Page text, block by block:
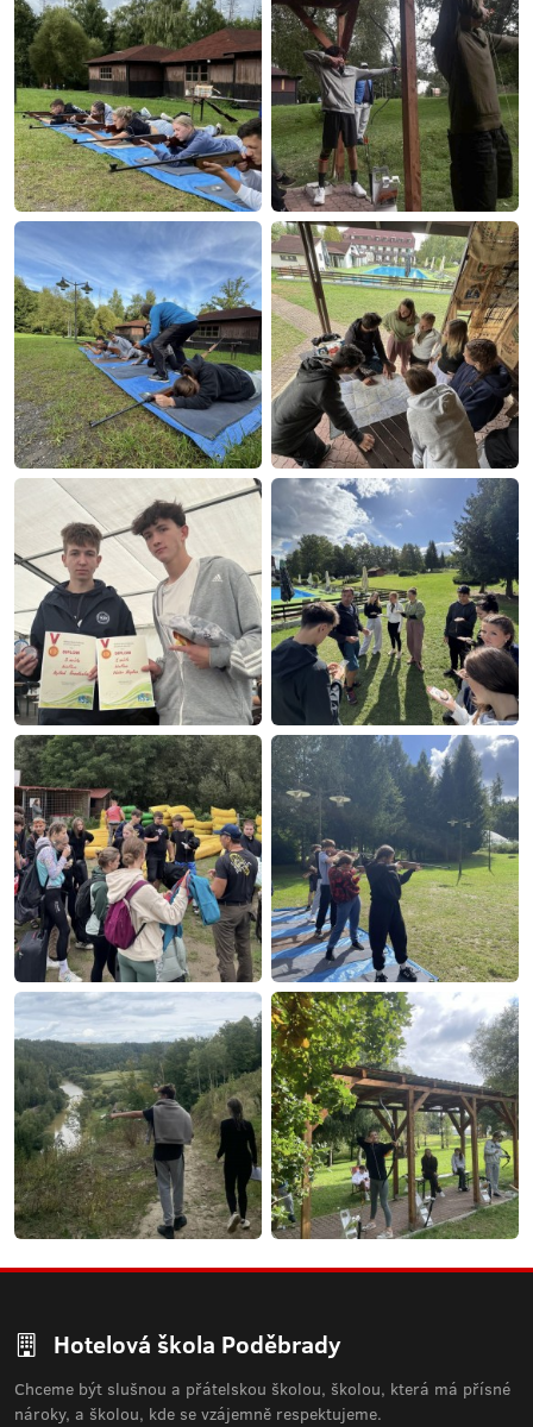
Hotelová škola Poděbrady
Chceme být slušnou a přátelskou školou, školou, která má přísné
nároky, a školou, kde se vzájemně respektujeme.